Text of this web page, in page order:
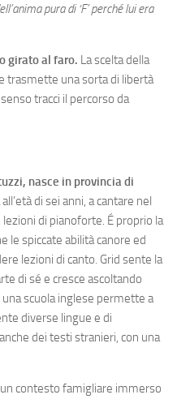
pura di ‘F’ perché lui era
girato al faro. La scelta della
trasmette una sorta di libertà
tracci il percorso da
nasce in provincia di
di sei anni, a cantare nel
di pianoforte. É proprio la
le spiccate abilità canore ed
lezioni di canto. Grid sente la
di sé e cresce ascoltando
una scuola inglese permette a
diverse lingue e di
dei testi stranieri, con una
un contesto famigliare immerso